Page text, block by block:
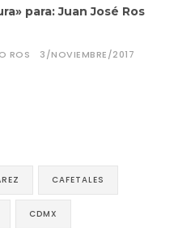
para: Juan José Ros
ROS 3/NOVIEMBRE/2017
CAFETALES
CDMX